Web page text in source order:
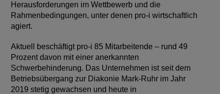
Herausforderungen im Wettbewerb und die
Rahmenbedingungen, unter denen pro-i wirtschaftlich
agiert.
Aktuell beschäftigt pro-i 85 Mitarbeitende – rund 49
Prozent davon mit einer anerkannten
Schwerbehinderung. Das Unternehmen ist seit dem
Betriebsübergang zur Diakonie Mark-Ruhr im Jahr
2019 stetig gewachsen und heute in